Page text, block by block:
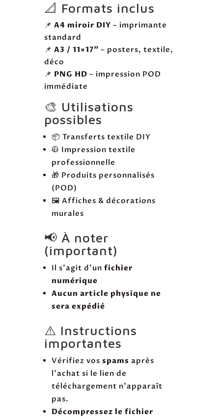
📐 Formats inclus
📌 A4 miroir DIY – imprimante
standard
📌 A3 / 11×17" – posters, textile,
déco
📌 PNG HD – impression POD
immédiate
🎨 Utilisations
possibles
📦 Transferts textile DIY
🧥 Impression textile
professionnelle
🎁 Produits personnalisés
(POD)
🖼️ Affiches & décorations
murales
📢 À noter
(important)
Il s’agit d’un fichier
numérique
Aucun article physique ne
sera expédié
⚠️ Instructions
importantes
Vérifiez vos spams après
l’achat si le lien de
téléchargement n’apparaît
pas.
Décompressez le fichier